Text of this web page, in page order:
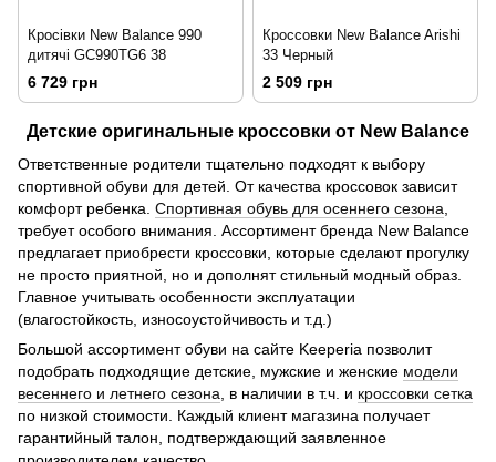
Кросівки New Balance 990
дитячі GC990TG6 38
6 729 грн
Кроссовки New Balance Arishi
33 Черный
2 509 грн
Детские оригинальные кроссовки от New Balance
Ответственные родители тщательно подходят к выбору
спортивной обуви для детей. От качества кроссовок зависит
комфорт ребенка. Спортивная обувь для осеннего сезона
требует особого внимания. Ассортимент бренда New Balance
предлагает приобрести кроссовки, которые сделают прогулку
не просто приятной, но и дополнят стильный модный образ.
Главное учитывать особенности эксплуатации
(влагостойкость, износоустойчивость и т.д.)
Большой ассортимент обуви на сайте Keeperia позволит
подобрать подходящие детские, мужские и женские модели
весеннего и летнего сезона , в наличии в т.ч. и кроссовки сетка
по низкой стоимости. Каждый клиент магазина получает
гарантийный талон, подтверждающий заявленное